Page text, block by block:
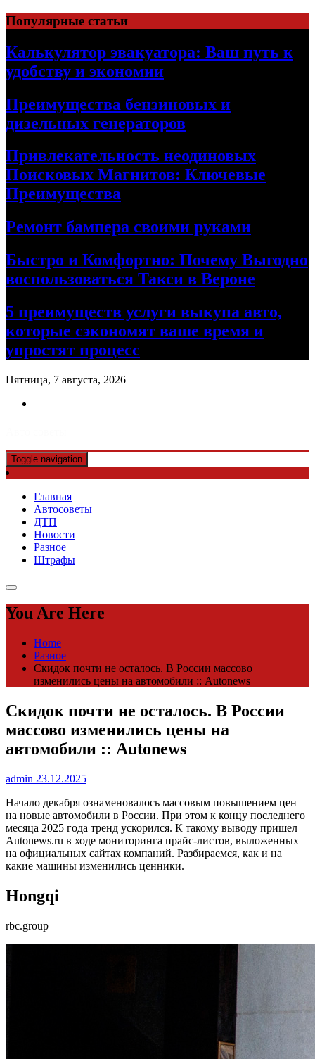
Skip
to
content
Популярные статьи
Калькулятор эвакуатора: Ваш путь к
удобству и экономии
Преимущества бензиновых и
дизельных генераторов
Привлекательность неодиновых
Поисковых Магнитов: Ключевые
Преимущества
Ремонт бампера своими руками
Быстро и Комфортно: Почему Выгодно
воспользоваться Такси в Вероне
5 преимуществ услуги выкупа авто,
которые сэкономят ваше время и
упростят процесс
Пятница, 7 августа, 2026
Toggle navigation
Главная
Автосоветы
ДТП
Новости
Разное
Штрафы
You Are Here
Home
Разное
Скидок почти не осталось. В России массово
изменились цены на автомобили :: Autonews
Скидок почти не осталось. В России
массово изменились цены на
автомобили :: Autonews
admin 23.12.2025
Начало декабря ознаменовалось массовым повышением цен
на новые автомобили в России. При этом к концу последнего
месяца 2025 года тренд ускорился. К такому выводу пришел
Autonews.ru в ходе мониторинга прайс-листов, выложенных
на официальных сайтах компаний. Разбираемся, как и на
какие машины изменились ценники.
Hongqi
rbc.group